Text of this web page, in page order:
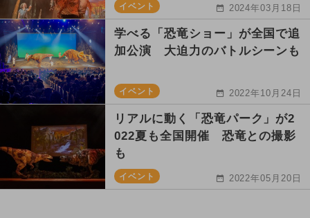
イベント 2024年03月18日
学べる「恐竜ショー」が全国で追
加公演 大迫力のバトルシーンも
イベント 2022年10月24日
リアルに動く「恐竜パーク」が2
022夏も全国開催 恐竜との撮影
も
イベント 2022年05月20日